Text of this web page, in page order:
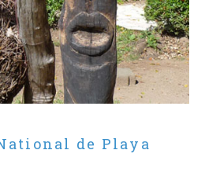
de Playa